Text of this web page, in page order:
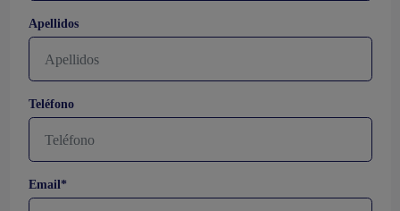
Apellidos
Teléfono
Email*